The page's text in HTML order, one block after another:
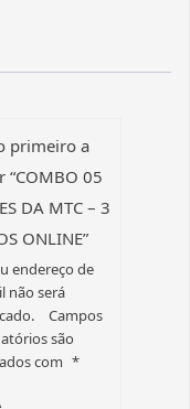
primeiro a
“COMBO 05
DA MTC – 3
ONLINE”
endereço de
não será
Campos
são
com *